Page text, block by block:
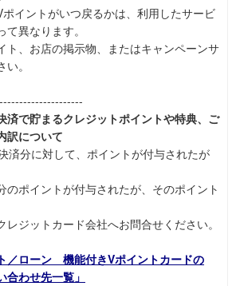
イントがいつ戻るかは、利用したサービ
異なります。
ト、お店の掲示物、またはキャンペーンサ
。
済で貯まるクレジットポイントや特典、ご
訳について
済分に対して、ポイントが付与されたが
のポイントが付与されたが、そのポイント
レジットカード会社へお問合せください。
／ローン 機能付きVポイントカードの
わせ先一覧」